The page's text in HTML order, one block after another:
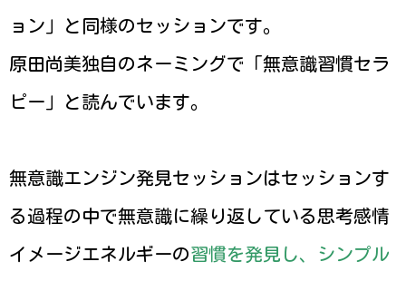
ョン」と同様のセッションです。
原田尚美独自のネーミングで「無意識習慣セラ
ピー」と読んでいます。
無意識エンジン発見セッションはセッションす
る過程の中で無意識に繰り返している思考感情
イメージエネルギーの習慣を発見し、シンプル